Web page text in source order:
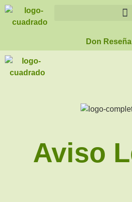
Don Reseña
Aviso